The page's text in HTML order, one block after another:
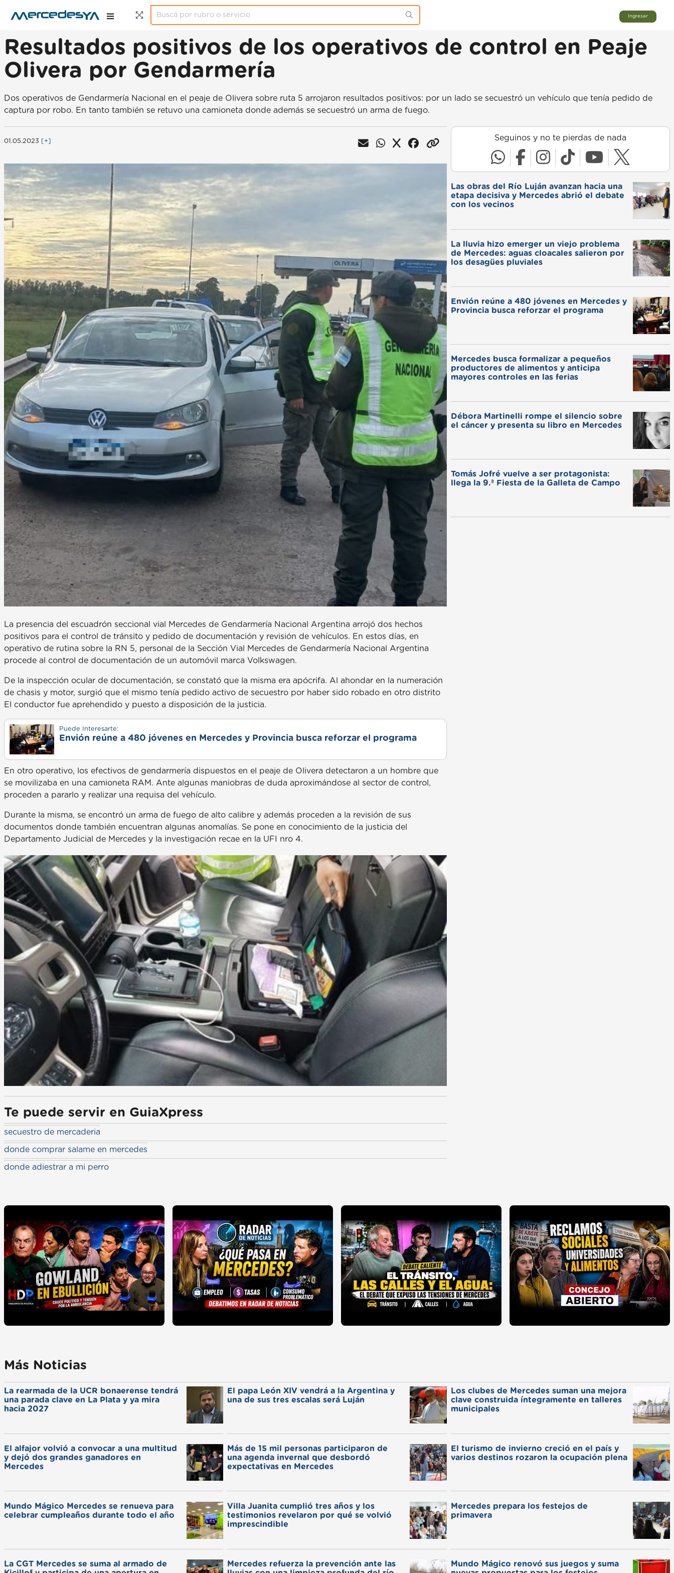
Ingresar
Resultados positivos de los operativos de control en Peaje
Olivera por Gendarmería
Dos operativos de Gendarmería Nacional en el peaje de Olivera sobre ruta 5 arrojaron resultados positivos: por un lado se secuestró un vehículo que tenía pedido de
captura por robo. En tanto también se retuvo una camioneta donde además se secuestró un arma de fuego.
01.05.2023 [+]
La presencia del escuadrón seccional vial Mercedes de Gendarmería Nacional Argentina arrojó dos hechos
positivos para el control de tránsito y pedido de documentación y revisión de vehículos. En estos días, en
operativo de rutina sobre la RN 5, personal de la Sección Vial Mercedes de Gendarmería Nacional Argentina
procede al control de documentación de un automóvil marca Volkswagen.
De la inspección ocular de documentación, se constató que la misma era apócrifa. Al ahondar en la numeración
de chasis y motor, surgió que el mismo tenía pedido activo de secuestro por haber sido robado en otro distrito
El conductor fue aprehendido y puesto a disposición de la justicia.
Puede Interesarte:
Envión reúne a 480 jóvenes en Mercedes y Provincia busca reforzar el programa
En otro operativo, los efectivos de gendarmería dispuestos en el peaje de Olivera detectaron a un hombre que
se movilizaba en una camioneta RAM. Ante algunas maniobras de duda aproximándose al sector de control,
proceden a pararlo y realizar una requisa del vehículo.
Durante la misma, se encontró un arma de fuego de alto calibre y además proceden a la revisión de sus
documentos donde también encuentran algunas anomalías. Se pone en conocimiento de la justicia del
Departamento Judicial de Mercedes y la investigación recae en la UFI nro 4.
Te puede servir en GuiaXpress
secuestro de mercaderia
donde comprar salame en mercedes
donde adiestrar a mi perro
Seguinos y no te pierdas de nada
Las obras del Río Luján avanzan hacia una
etapa decisiva y Mercedes abrió el debate
con los vecinos
La lluvia hizo emerger un viejo problema
de Mercedes: aguas cloacales salieron por
los desagües pluviales
Envión reúne a 480 jóvenes en Mercedes y
Provincia busca reforzar el programa
Mercedes busca formalizar a pequeños
productores de alimentos y anticipa
mayores controles en las ferias
Débora Martinelli rompe el silencio sobre
el cáncer y presenta su libro en Mercedes
Tomás Jofré vuelve a ser protagonista:
llega la 9.ª Fiesta de la Galleta de Campo
Más Noticias
La rearmada de la UCR bonaerense tendrá
una parada clave en La Plata y ya mira
hacia 2027
El papa León XIV vendrá a la Argentina y
una de sus tres escalas será Luján
Los clubes de Mercedes suman una mejora
clave construida íntegramente en talleres
municipales
El alfajor volvió a convocar a una multitud
y dejó dos grandes ganadores en
Mercedes
Más de 15 mil personas participaron de
una agenda invernal que desbordó
expectativas en Mercedes
El turismo de invierno creció en el país y
varios destinos rozaron la ocupación plena
Mundo Mágico Mercedes se renueva para
celebrar cumpleaños durante todo el año
Villa Juanita cumplió tres años y los
testimonios revelaron por qué se volvió
imprescindible
Mercedes prepara los festejos de
primavera
La CGT Mercedes se suma al armado de
Mercedes refuerza la prevención ante las
Mundo Mágico renovó sus juegos y suma